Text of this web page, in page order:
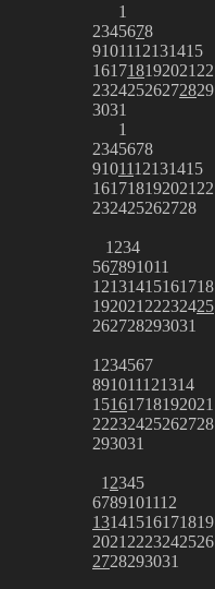
1
2345678
9101112131415
161718192021 22
23242526272829
3031
1
2345678
9101112131415
161718192021 22
232425262728
1 234
567891011
12131415161718
192021 22232425
262728293031
1 234567
891011121314
15161718192021
22232425262728
293031
1 2345
6789101112
13141516171819
2021 2223242526
2728293031